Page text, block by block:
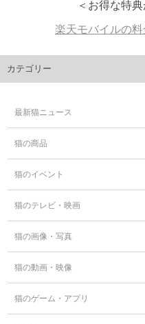
＜お得な特
楽天モバイルの料
カテゴリー
最新猫ニュース
猫の商品
猫のイベント
猫のテレビ・映画
猫の画像・写真
猫の動画・映像
猫のゲーム・アプリ